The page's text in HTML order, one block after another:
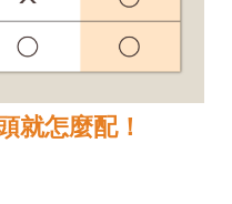
就怎麼配！